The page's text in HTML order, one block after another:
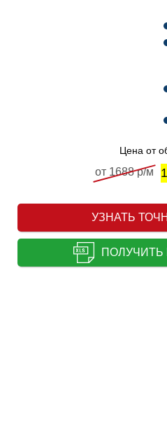
Цена от
от 1688 р/м
УЗНАТЬ
ПОЛУЧИТЬ